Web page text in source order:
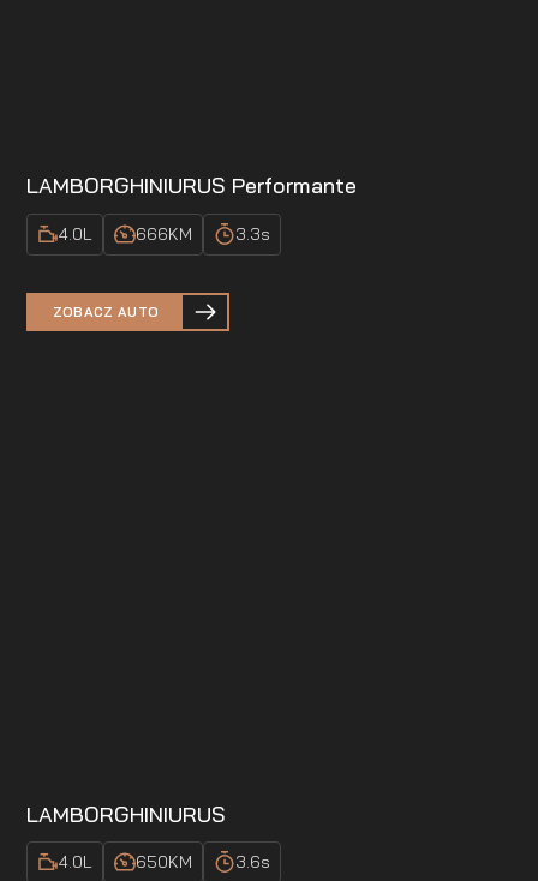
LAMBORGHINIURUS Performante
4.0L 666KM 3.3s
ZOBACZ AUTO
LAMBORGHINIURUS
4.0L 650KM 3.6s